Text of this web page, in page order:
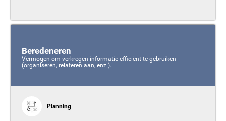
Beredeneren
Vermogen om verkregen informatie efficiënt te gebruiken
(organiseren, relateren aan, enz.).
Planning